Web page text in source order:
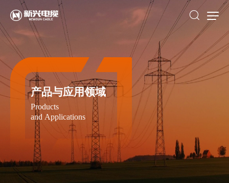
产品与应用领域
Products
and Applications